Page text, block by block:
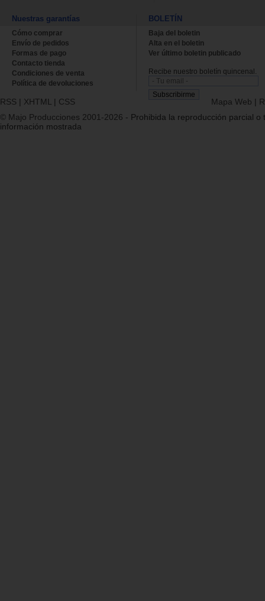
Nuestras garantías
Cómo comprar
Envío de pedidos
Formas de pago
Contacto tienda
Condiciones de venta
Política de devoluciones
BOLETÍN
Baja del boletin
Alta en el boletin
Ver último boletin publicado
Recibe nuestro boletín quincenal.
RSS | XHTML | CSS Mapa Web |
© Majo Producciones 2001-2026 - Prohibida la reproducción parcial o
información mostrada